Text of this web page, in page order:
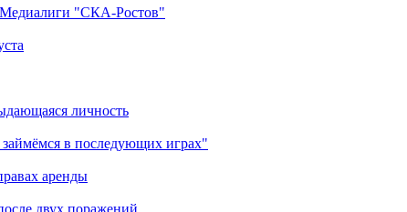
Медиалиги "СКА-Ростов"
личность
в последующих играх"
аренды
двух поражений